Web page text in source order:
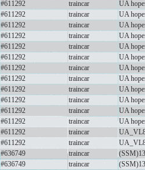
#611292 traincar
UA
#611292 traincar
UA
#611292 traincar
UA
#611292 traincar
UA
#611292 traincar
UA
#611292 traincar
UA
#611292 traincar
UA
#611292 traincar
UA
#611292 traincar
UA
#611292 traincar
UA
#611292 traincar
UA
#611292 traincar
UA
#611292 traincar
#611292 traincar
#636749 traincar
#636749 traincar